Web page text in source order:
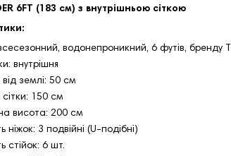
6FT (183 см) з внутрішньою сіткою
водонепроникний, 6 футів, бренду
внутрішня
землі: 50 см
сітки: 150 см
висота: 200 см
ніжок: 3 подвійні (U-подібні)
стійок: 6 шт.